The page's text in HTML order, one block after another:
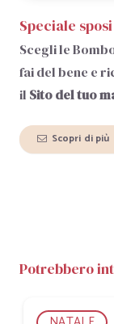
Speciale sposi
Scegli le
fai del bene e
il Sito del tuo
Scopri di più
Potrebbero